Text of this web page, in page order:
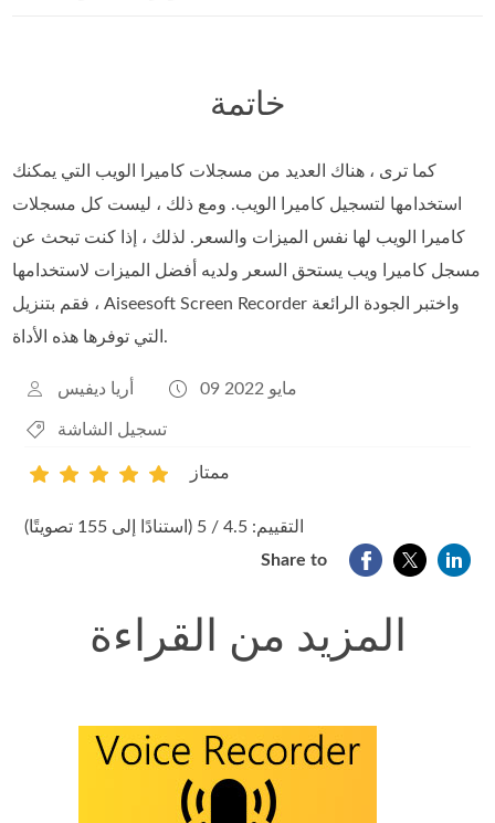
خاتمة
كما ترى ، هناك العديد من مسجلات كاميرا الويب التي يمكنك
استخدامها لتسجيل كاميرا الويب. ومع ذلك ، ليست كل مسجلات
كاميرا الويب لها نفس الميزات والسعر. لذلك ، إذا كنت تبحث عن
مسجل كاميرا ويب يستحق السعر ولديه أفضل الميزات لاستخدامها
، فقم بتنزيل Aiseesoft Screen Recorder واختبر الجودة الرائعة
التي توفرها هذه الأداة.
أريا ديفيس 09 مايو 2022
تسجيل الشاشة
1 5
ممتاز
التقييم: 4.5 / 5 (استنادًا إلى 155 تصويتًا)
Share to
المزيد من القراءة